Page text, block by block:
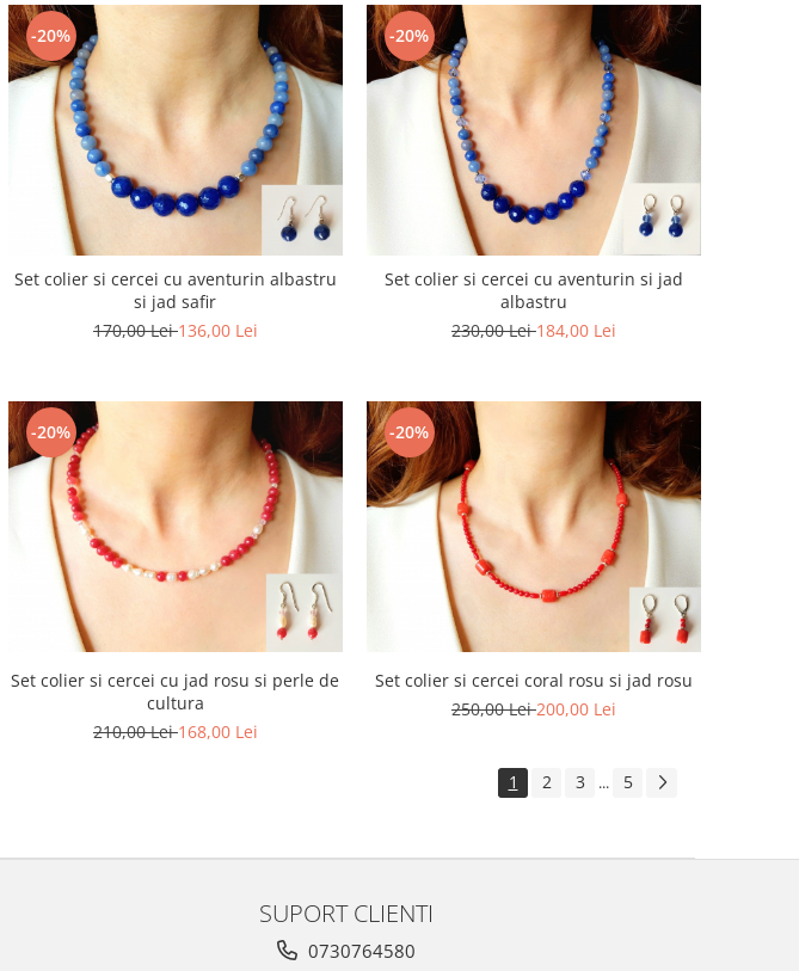
-20%
Set colier si cercei cu aventurin albastru
si jad safir
170,00 Lei136,00 Lei
-20%
Set colier si cercei cu aventurin si jad
albastru
230,00 Lei184,00 Lei
-20%
Set colier si cercei cu jad rosu si perle de
cultura
210,00 Lei168,00 Lei
-20%
Set colier si cercei coral rosu si jad rosu
250,00 Lei200,00 Lei
1 2 3 ... 5
SUPORT CLIENTI
0730764580